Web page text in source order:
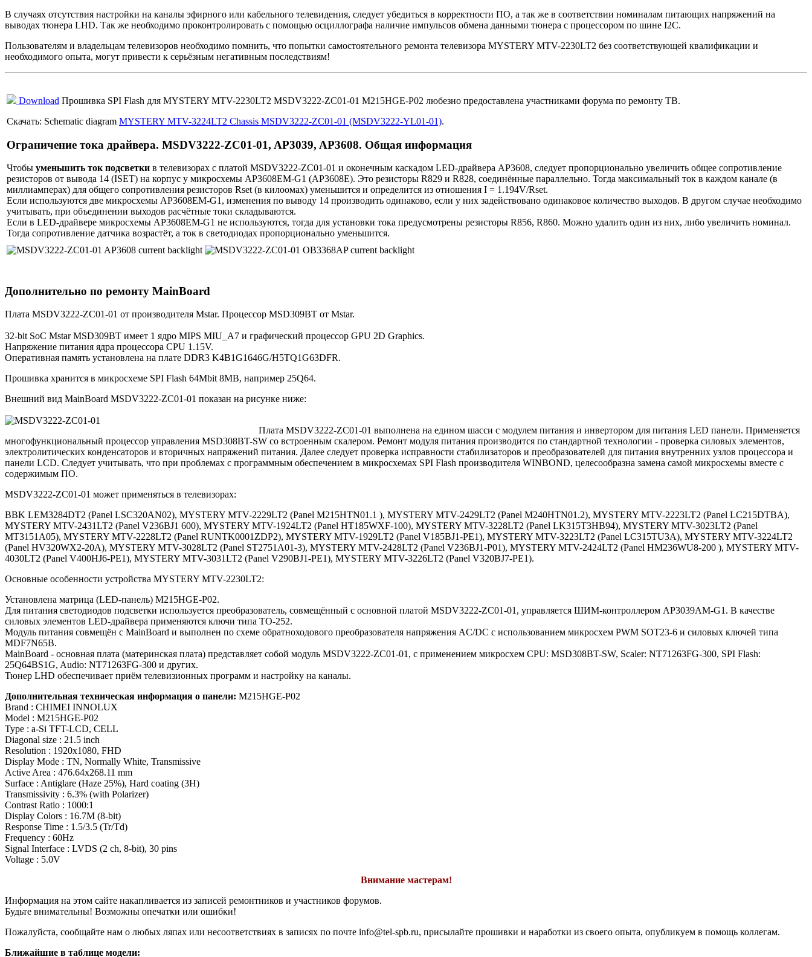
В случаях отсутствия настройки на каналы эфирного или кабельного телевидения, следует убедиться в корректности ПО, а так же в соответствии номиналам питающих напряжений на
выводах тюнера LHD. Так же необходимо проконтролировать с помощью осциллографа наличие импульсов обмена данными тюнера с процессором по шине I2C.
Пользователям и владельцам телевизоров необходимо помнить, что попытки самостоятельного ремонта телевизора MYSTERY MTV-2230LT2 без соответствующей квалификации и
необходимого опыта, могут привести к серьёзным негативным последствиям!
Download Прошивка SPI Flash для MYSTERY MTV-2230LT2 MSDV3222-ZC01-01 M215HGE-P02 любезно предоставлена участниками форума по ремонту ТВ.
Скачать: Schematic diagram MYSTERY MTV-3224LT2 Chassis MSDV3222-ZC01-01 (MSDV3222-YL01-01).
Ограничение тока драйвера. MSDV3222-ZC01-01, AP3039, AP3608. Общая информация
Чтобы уменьшить ток подсветки в телевизорах с платой MSDV3222-ZC01-01 и оконечным каскадом LED-драйвера AP3608, следует пропорционально увеличить общее сопротивление
резисторов от вывода 14 (ISET) на корпус у микросхемы AP3608EM-G1 (AP3608E). Это резисторы R829 и R828, соединённые параллельно. Тогда максимальный ток в каждом канале (в
миллиамперах) для общего сопротивления резисторов Rset (в килоомах) уменьшится и определится из отношения I = 1.194V/Rset.
Если используются две микросхемы AP3608EM-G1, изменения по выводу 14 производить одинаково, если у них задействовано одинаковое количество выходов. В другом случае необходимо
учитывать, при объединении выходов расчётные токи складываются.
Если в LED-драйвере микросхемы AP3608EM-G1 не используются, тогда для установки тока предусмотрены резисторы R856, R860. Можно удалить один из них, либо увеличить номинал.
Тогда сопротивление датчика возрастёт, а ток в светодиодах пропорционально уменьшится.
Дополнительно по ремонту MainBoard
Плата MSDV3222-ZC01-01 от производителя Mstar. Процессор MSD309BT от Mstar.
32-bit SoC Mstar MSD309BT имеет 1 ядро MIPS MIU_A7 и графический процессор GPU 2D Graphics.
Напряжение питания ядра процессора CPU 1.15V.
Оперативная память установлена на плате DDR3 K4B1G1646G/H5TQ1G63DFR.
Прошивка хранится в микросхеме SPI Flash 64Mbit 8MB, например 25Q64.
Внешний вид MainBoard MSDV3222-ZC01-01 показан на рисунке ниже:
Плата MSDV3222-ZC01-01 выполнена на едином шасси с модулем питания и инвертором для питания LED панели. Применяется
многофункциональный процессор управления MSD308BT-SW со встроенным скалером. Ремонт модуля питания производится по стандартной технологии - проверка силовых элементов,
электролитических конденсаторов и вторичных напряжений питания. Далее следует проверка исправности стабилизаторов и преобразователей для питания внутренних узлов процессора и
панели LCD. Следует учитывать, что при проблемах с программным обеспечением в микросхемах SPI Flash производителя WINBOND, целесообразна замена самой микросхемы вместе с
содержимым ПО.
MSDV3222-ZC01-01 может применяться в телевизорах:
BBK LEM3284DT2 (Panel LSC320AN02), MYSTERY MTV-2229LT2 (Panel M215HTN01.1 ), MYSTERY MTV-2429LT2 (Panel M240HTN01.2), MYSTERY MTV-2223LT2 (Panel LC215DTBA),
MYSTERY MTV-2431LT2 (Panel V236BJ1 600), MYSTERY MTV-1924LT2 (Panel HT185WXF-100), MYSTERY MTV-3228LT2 (Panel LK315T3HB94), MYSTERY MTV-3023LT2 (Panel
MT3151A05), MYSTERY MTV-2228LT2 (Panel RUNTK0001ZDP2), MYSTERY MTV-1929LT2 (Panel V185BJ1-PE1), MYSTERY MTV-3223LT2 (Panel LC315TU3A), MYSTERY MTV-3224LT2
(Panel HV320WX2-20A), MYSTERY MTV-3028LT2 (Panel ST2751A01-3), MYSTERY MTV-2428LT2 (Panel V236BJ1-P01), MYSTERY MTV-2424LT2 (Panel HM236WU8-200 ), MYSTERY MTV-
4030LT2 (Panel V400HJ6-PE1), MYSTERY MTV-3031LT2 (Panel V290BJ1-PE1), MYSTERY MTV-3226LT2 (Panel V320BJ7-PE1).
Основные особенности устройства MYSTERY MTV-2230LT2:
Установлена матрица (LED-панель) M215HGE-P02.
Для питания светодиодов подсветки используется преобразователь, совмещённый с основной платой MSDV3222-ZC01-01, управляется ШИМ-контроллером AP3039AM-G1. В качестве
силовых элементов LED-драйвера применяются ключи типа TO-252.
Модуль питания совмещён с MainBoard и выполнен по схеме обратноходового преобразователя напряжения AC/DC c использованием микросхем PWM SOT23-6 и силовых ключей типа
MDF7N65B.
MainBoard - основная плата (материнская плата) представляет собой модуль MSDV3222-ZC01-01, с применением микросхем CPU: MSD308BT-SW, Scaler: NT71263FG-300, SPI Flash:
25Q64BS1G, Audio: NT71263FG-300 и других.
Тюнер LHD обеспечивает приём телевизионных программ и настройку на каналы.
Дополнительная техническая информация о панели: M215HGE-P02
Brand : CHIMEI INNOLUX
Model : M215HGE-P02
Type : a-Si TFT-LCD, CELL
Diagonal size : 21.5 inch
Resolution : 1920x1080, FHD
Display Mode : TN, Normally White, Transmissive
Active Area : 476.64x268.11 mm
Surface : Antiglare (Haze 25%), Hard coating (3H)
Transmissivity : 6.3% (with Polarizer)
Contrast Ratio : 1000:1
Display Colors : 16.7M (8-bit)
Response Time : 1.5/3.5 (Tr/Td)
Frequency : 60Hz
Signal Interface : LVDS (2 ch, 8-bit), 30 pins
Voltage : 5.0V
Внимание мастерам!
Информация на этом сайте накапливается из записей ремонтников и участников форумов.
Будьте внимательны! Возможны опечатки или ошибки!
Пожалуйста, сообщайте нам о любых ляпах или несоответствиях в записях по почте info@tel-spb.ru, присылайте прошивки и наработки из своего опыта, опубликуем в помощь коллегам.
Ближайшие в таблице модели: